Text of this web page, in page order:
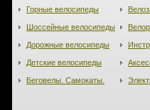
Горные велосипеды
Шоссейные велосипеды
Дорожные велосипеды
Детские велосипеды
Беговелы. Самокаты.